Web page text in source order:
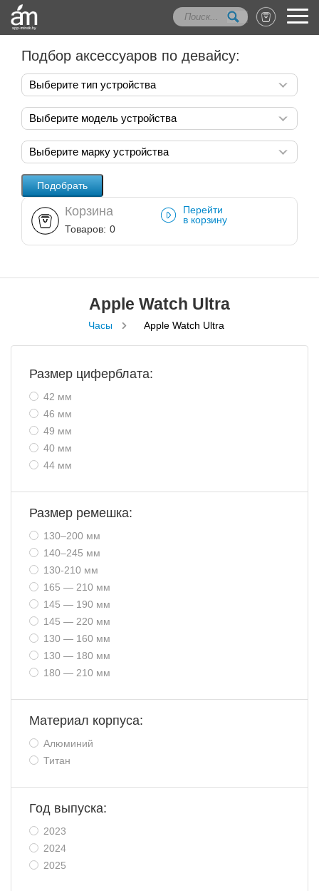
Подбор аксессуаров по девайсу:
Выберите тип устройства
Выберите модель устройства
Выберите марку устройства
Корзина
Товаров: 0
Перейти
в корзину
Apple Watch Ultra
Часы Apple Watch Ultra
Размер циферблата:
42 мм
46 мм
49 мм
40 мм
44 мм
Размер ремешка:
130–200 мм
140–245 мм
130-210 мм
165 — 210 мм
145 — 190 мм
145 — 220 мм
130 — 160 мм
130 — 180 мм
180 — 210 мм
Материал корпуса:
Алюминий
Титан
Год выпуска:
2023
2024
2025